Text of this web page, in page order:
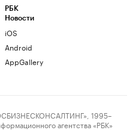
РБК
Новости
iOS
Android
AppGallery
1995–
агентства «РБК»